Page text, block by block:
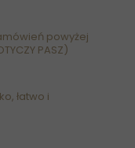
powyżej
PASZ)
łatwo i